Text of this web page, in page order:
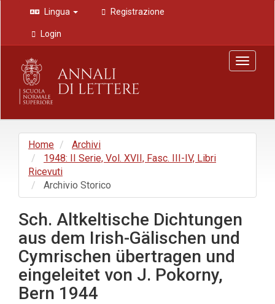
Navigazione
principale
Contenuto
principale
Barra
laterale
Lingua Registrazione
Login
Toggle
Home
Archivi
1948: II Serie, Vol. XVII, Fasc. III-IV, Libri
Ricevuti
Archivio Storico
Sch. Altkeltische Dichtungen
aus dem Irish-Gälischen und
Cymrischen übertragen und
eingeleitet von J. Pokorny,
Bern 1944